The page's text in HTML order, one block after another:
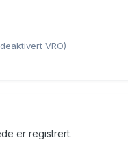
VRO)
er registrert.